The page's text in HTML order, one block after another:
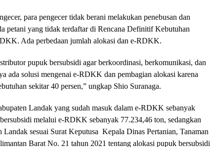
para pengecer tidak berani melakukan penebusan dan
petani yang tidak terdaftar di Rencana Definitif Kebutuhan
Ada perbedaan jumlah alokasi dan e-RDKK.
pupuk bersubsidi agar berkoordinasi, berkomunikasi, dan
ada solusi mengenai e-RDKK dan pembagian alokasi karena
sekitar 40 persen,” ungkap Shio Suranaga.
Landak yang sudah masuk dalam e-RDKK sebanyak
melalui e-RDKK sebanyak 77.234,46 ton, sedangkan
sesuai Surat Keputusa Kepala Dinas Pertanian, Tanaman
Barat No. 21 tahun 2021 tentang alokasi pupuk bersubsidi